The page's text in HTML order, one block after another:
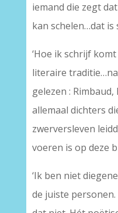
iemand die zegt
kan schelen…dat is
‘Hoe ik schrijf
literaire
gelezen :
allemaal dichters
zwerversleven
voeren is op deze
‘Ik ben niet
de juiste